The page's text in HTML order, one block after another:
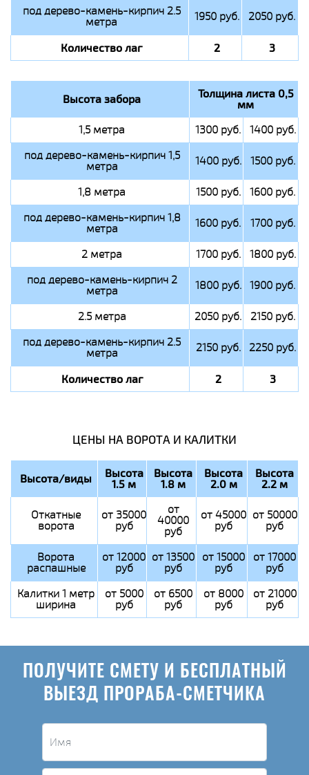
под дерево-камень-кирпич 2.5
метра 1950 руб. 2050 руб.
Количество лаг 2 3
Высота забора Толщина листа 0,5
мм
1,5 метра 1300 руб.
1400 руб.
под дерево-камень-кирпич 1,5
метра 1400 руб. 1500 руб.
1,8 метра 1500 руб.
1600 руб.
под дерево-камень-кирпич 1,8
метра 1600 руб. 1700 руб.
2 метра 1700 руб.
1800 руб.
под дерево-камень-кирпич 2
метра 1800 руб. 1900 руб.
2.5 метра 2050 руб.
2150 руб.
под дерево-камень-кирпич 2.5
метра 2150 руб. 2250 руб.
Количество лаг 2 3
ЦЕНЫ НА ВОРОТА И КАЛИТКИ
Высота/виды Высота
1.5 м
Высота
1.8 м
Высота
2.0 м
Высота
2.2 м
Откатные
ворота
от 35000
руб
от
40000
руб
от 45000
руб
от 50000
руб
Ворота
распашные
от 12000
руб
от 13500
руб
от 15000
руб
от 17000
руб
Калитки 1 метр
ширина
от 5000
руб
от 6500
руб
от 8000
руб
от 21000
руб
ПОЛУЧИТЕ СМЕТУ И БЕСПЛАТНЫЙ
ВЫЕЗД ПРОРАБА-СМЕТЧИКА